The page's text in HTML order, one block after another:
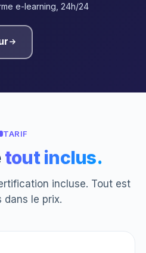
e-learning, 24h/24
TARIF
tout inclus.
incluse. Tout est
dans le prix.